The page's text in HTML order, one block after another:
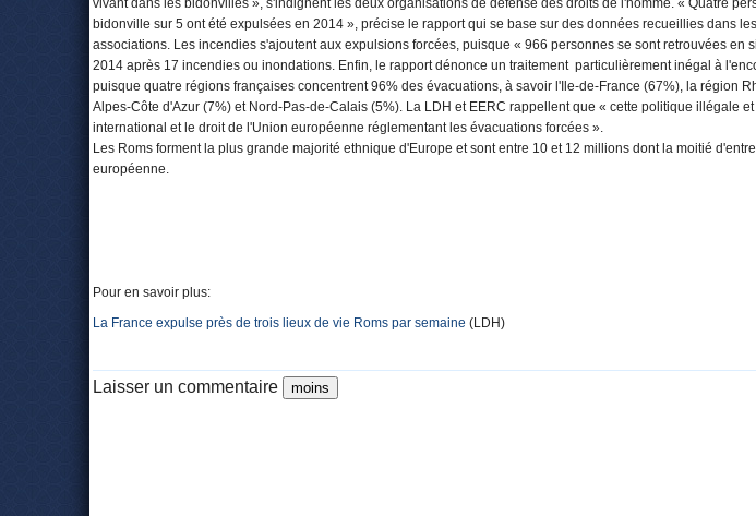
vivant dans les bidonvilles », s'indignent les deux organisations de défense des droits de l'homme. « Quatre
bidonville sur 5 ont été expulsées en 2014 », précise le rapport qui se base sur des données recueillies dans
associations. Les incendies s'ajoutent aux expulsions forcées, puisque « 966 personnes se sont retrouvées en
2014 après 17 incendies ou inondations. Enfin, le rapport dénonce un traitement particulièrement inégal à
puisque quatre régions françaises concentrent 96% des évacuations, à savoir l'Ile-de-France (67%), la région
Alpes-Côte d'Azur (7%) et Nord-Pas-de-Calais (5%). La LDH et EERC rappellent que « cette politique illégale
international et le droit de l'Union européenne réglementant les évacuations forcées ».
Les Roms forment la plus grande majorité ethnique d'Europe et sont entre 10 et 12 millions dont la moitié
européenne.
Pour en savoir plus:
La France expulse près de trois lieux de vie Roms par semaine (LDH)
Laisser un commentaire